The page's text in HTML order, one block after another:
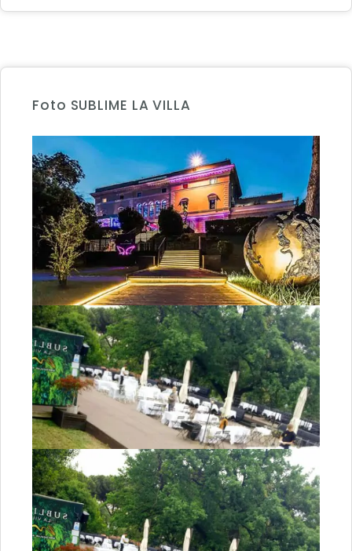
Foto SUBLIME LA VILLA